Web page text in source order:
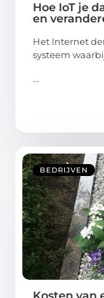
Hoe IoT je
en
Het Internet
systeem
...
BEDRIJVEN
Kosten van